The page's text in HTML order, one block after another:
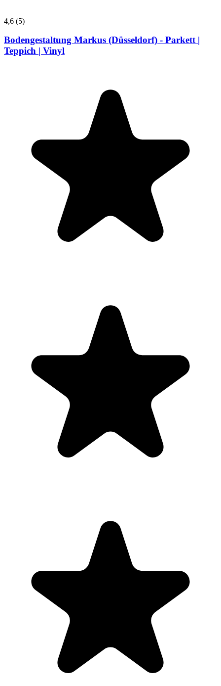
4,6 (5)
Bodengestaltung Markus (Düsseldorf) - Parkett |
Teppich | Vinyl